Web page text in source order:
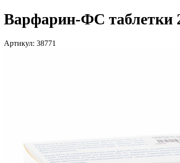
Варфарин-ФС таблетки
Артикул: 38771